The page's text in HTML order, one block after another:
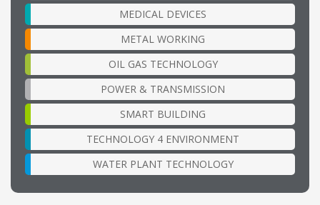
MEDICAL DEVICES
METAL WORKING
OIL GAS TECHNOLOGY
POWER & TRANSMISSION
SMART BUILDING
TECHNOLOGY 4 ENVIRONMENT
WATER PLANT TECHNOLOGY